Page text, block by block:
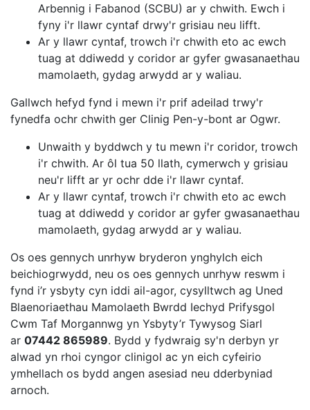
Arbennig i Fabanod (SCBU) ar y chwith. Ewch i
fyny i'r llawr cyntaf drwy'r grisiau neu lifft.
Ar y llawr cyntaf, trowch i'r chwith eto ac ewch
tuag at ddiwedd y coridor ar gyfer gwasanaethau
mamolaeth, gydag arwydd ar y waliau.
Gallwch hefyd fynd i mewn i'r prif adeilad trwy'r
fynedfa ochr chwith ger Clinig Pen-y-bont ar Ogwr.
Unwaith y byddwch y tu mewn i'r coridor, trowch
i'r chwith. Ar ôl tua 50 llath, cymerwch y grisiau
neu'r lifft ar yr ochr dde i'r llawr cyntaf.
Ar y llawr cyntaf, trowch i'r chwith eto ac ewch
tuag at ddiwedd y coridor ar gyfer gwasanaethau
mamolaeth, gydag arwydd ar y waliau.
Os oes gennych unrhyw bryderon ynghylch eich
beichiogrwydd, neu os oes gennych unrhyw reswm i
fynd i’r ysbyty cyn iddi ail-agor, cysylltwch ag Uned
Blaenoriaethau Mamolaeth Bwrdd Iechyd Prifysgol
Cwm Taf Morgannwg yn Ysbyty’r Tywysog Siarl
ar 07442 865989. Bydd y fydwraig sy'n derbyn yr
alwad yn rhoi cyngor clinigol ac yn eich cyfeirio
ymhellach os bydd angen asesiad neu dderbyniad
arnoch.